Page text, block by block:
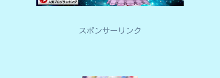
スポンサーリンク